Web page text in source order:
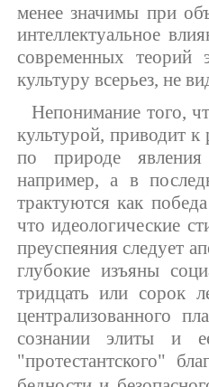
менее значимы при
интеллектуальное
современных теорий
культуру всерьез, не
Непонимание того,
культурой, приводит
по природе
например, а в
трактуются как
что идеологические
преуспеяния следует
глубокие изъяны
тридцать или сорок
централизованного
сознании элиты и
"протестантского"